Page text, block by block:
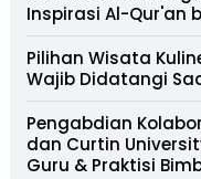
Inspirasi Al-Qur'an
Pilihan Wisata
Wajib Didatangi
Pengabdian
dan Curtin
Guru & Praktisi